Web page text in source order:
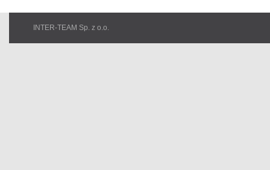
INTER-TEAM Sp. z o.o.